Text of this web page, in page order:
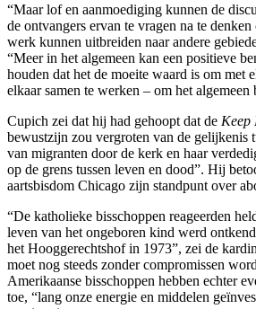
“Maar lof en aanmoediging kunnen de
de ontvangers ervan te vragen na te
werk kunnen uitbreiden naar andere
“Meer in het algemeen kan een positieve
houden dat het de moeite waard is om met
elkaar samen te werken – om het algemeen
Cupich zei dat hij had gehoopt dat de Keep
bewustzijn zou vergroten van de gelijkenis
van migranten door de kerk en haar
op de grens tussen leven en dood”. Hij
aartsbisdom Chicago zijn standpunt over
“De katholieke bisschoppen reageerden
leven van het ongeboren kind werd
het Hooggerechtshof in 1973”, zei de
moet nog steeds zonder compromissen
Amerikaanse bisschoppen hebben echter
toe, “lang onze energie en middelen